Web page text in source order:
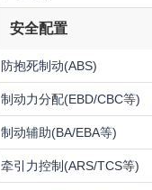
安全配置
防抱死制动(ABS)
制动力分配(EBD/CBC等)
制动辅助(BA/EBA等)
牵引力控制(ARS/TCS等)